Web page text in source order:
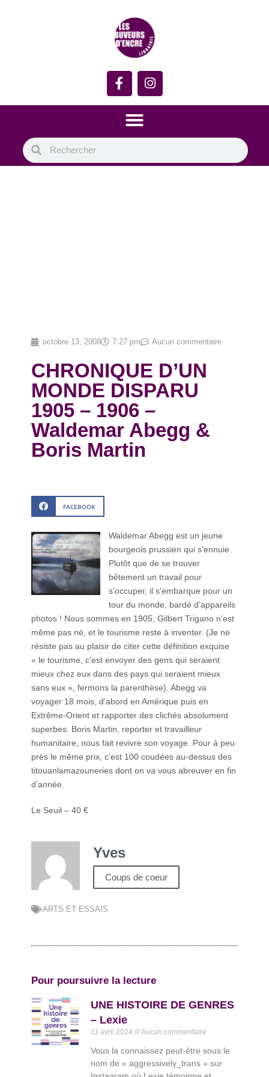
octobre 13, 2008 7:27 pm Aucun commentaire
CHRONIQUE D’UN
MONDE DISPARU
1905 – 1906 –
Waldemar Abegg &
Boris Martin
FACEBOOK
Waldemar Abegg est un jeune
bourgeois prussien qui s’ennuie.
Plutôt que de se trouver
bêtement un travail pour
s’occuper, il s’embarque pour un
tour du monde, bardé d’appareils
photos ! Nous sommes en 1905, Gilbert Trigano n’est
même pas né, et le tourisme reste à inventer. (Je ne
résiste pas au plaisir de citer cette définition exquise
« le tourisme, c’est envoyer des gens qui seraient
mieux chez eux dans des pays qui seraient mieux
sans eux », fermons la parenthèse). Abegg va
voyager 18 mois, d’abord en Amérique puis en
Extrême-Orient et rapporter des clichés absolument
superbes. Boris Martin, reporter et travailleur
humanitaire, nous fait revivre son voyage. Pour à peu
près le même prix, c’est 100 coudées au-dessus des
titouanlamazouneries dont on va vous abreuver en fin
d’année.
Le Seuil – 40 €
Yves
Coups de coeur
ARTS ET ESSAIS
Pour poursuivre la lecture
UNE HISTOIRE DE GENRES
– Lexie
11 avril 2024 Aucun commentaire
Vous la connaissez peut-être sous le
nom de « aggressively_trans » sur